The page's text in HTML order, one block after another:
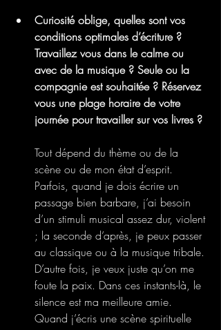
Curiosité oblige, quelles sont vos
conditions optimales d’écriture ?
Travaillez vous dans le calme ou
avec de la musique ? Seule ou la
compagnie est souhaitée ? Réservez
vous une plage horaire de votre
journée pour travailler sur vos livres ?
Tout dépend du thème ou de la
scène ou de mon état d’esprit.
Parfois, quand je dois écrire un
passage bien barbare, j’ai besoin
d’un stimuli musical assez dur, violent
; la seconde d’après, je peux passer
au classique ou à la musique tribale.
D’autre fois, je veux juste qu’on me
foute la paix. Dans ces instants-là, le
silence est ma meilleure amie.
Quand j’écris une scène spirituelle